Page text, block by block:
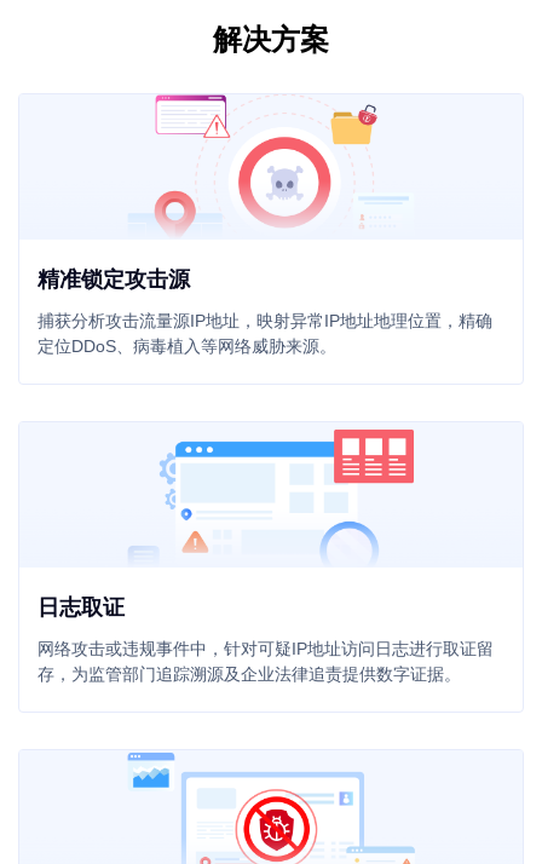
解决方案
精准锁定攻击源
捕获分析攻击流量源IP地址，映射异常IP地址地理位置，精确
定位DDoS、病毒植入等网络威胁来源。
日志取证
网络攻击或违规事件中，针对可疑IP地址访问日志进行取证留
存，为监管部门追踪溯源及企业法律追责提供数字证据。